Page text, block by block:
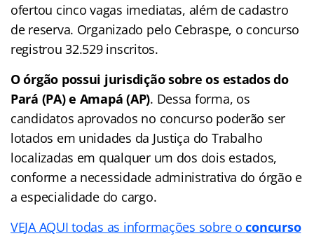
ofertou cinco vagas imediatas, além de cadastro
de reserva. Organizado pelo Cebraspe, o concurso
registrou 32.529 inscritos.
O órgão possui jurisdição sobre os estados do
Pará (PA) e Amapá (AP). Dessa forma, os
candidatos aprovados no concurso poderão ser
lotados em unidades da Justiça do Trabalho
localizadas em qualquer um dos dois estados,
conforme a necessidade administrativa do órgão e
a especialidade do cargo.
VEJA AQUI todas as informações sobre oconcurso